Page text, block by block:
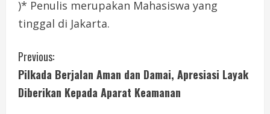
)* Penulis merupakan Mahasiswa yang
tinggal di Jakarta.
C
o
Previous:
Pilkada Berjalan Aman dan Damai, Apresiasi Layak
Diberikan Kepada Aparat Keamanan